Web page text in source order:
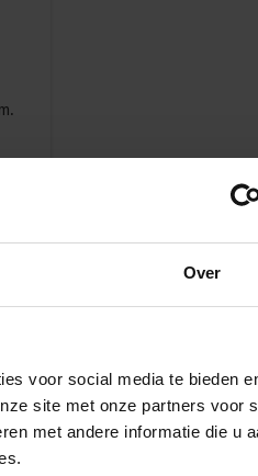
Over
voor social media te bieden
site met onze partners voor
met andere informatie die u